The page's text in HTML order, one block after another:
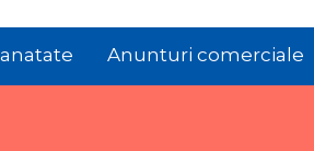
Anunturi comerciale